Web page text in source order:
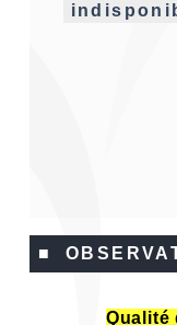
■
Qualité